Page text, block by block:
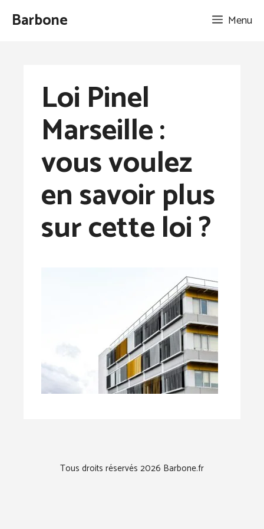
AllerBarbone Menu
Loi Pinel
Marseille :
vous voulez
en savoir plus
sur cette loi ?
Tous droits réservés 2026 Barbone.fr